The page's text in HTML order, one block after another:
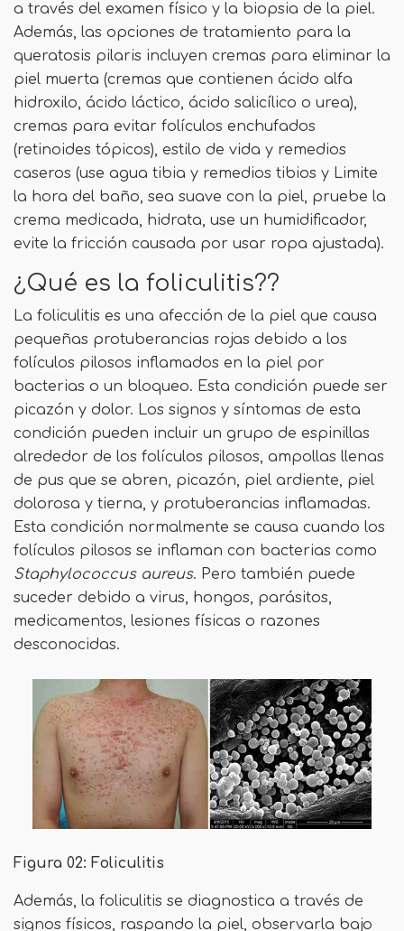
a través del examen físico y la biopsia de la piel.
Además, las opciones de tratamiento para la
queratosis pilaris incluyen cremas para eliminar la
piel muerta (cremas que contienen ácido alfa
hidroxilo, ácido láctico, ácido salicílico o urea),
cremas para evitar folículos enchufados
(retinoides tópicos), estilo de vida y remedios
caseros (use agua tibia y remedios tibios y Limite
la hora del baño, sea suave con la piel, pruebe la
crema medicada, hidrata, use un humidificador,
evite la fricción causada por usar ropa ajustada).
¿Qué es la foliculitis??
La foliculitis es una afección de la piel que causa
pequeñas protuberancias rojas debido a los
folículos pilosos inflamados en la piel por
bacterias o un bloqueo. Esta condición puede ser
picazón y dolor. Los signos y síntomas de esta
condición pueden incluir un grupo de espinillas
alrededor de los folículos pilosos, ampollas llenas
de pus que se abren, picazón, piel ardiente, piel
dolorosa y tierna, y protuberancias inflamadas.
Esta condición normalmente se causa cuando los
folículos pilosos se inflaman con bacterias como
Staphylococcus aureus. Pero también puede
suceder debido a virus, hongos, parásitos,
medicamentos, lesiones físicas o razones
desconocidas.
Figura 02: Foliculitis
Además, la foliculitis se diagnostica a través de
signos físicos, raspando la piel, observarla bajo